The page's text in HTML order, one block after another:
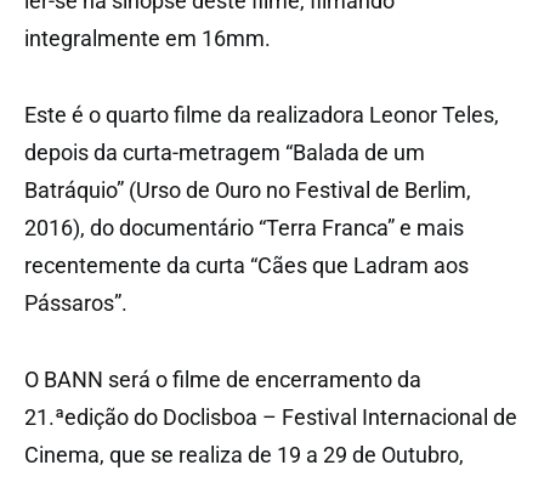
integralmente em 16mm.
Este é o quarto filme da realizadora Leonor Teles,
depois da curta-metragem “Balada de um
Batráquio” (Urso de Ouro no Festival de Berlim,
2016), do documentário “Terra Franca” e mais
recentemente da curta “Cães que Ladram aos
Pássaros”.
O BANN será o filme de encerramento da
21.ªedição do Doclisboa – Festival Internacional de
Cinema, que se realiza de 19 a 29 de Outubro,